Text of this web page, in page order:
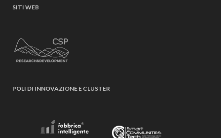
SITI WEB
POLI DI INNOVAZIONE E CLUSTER